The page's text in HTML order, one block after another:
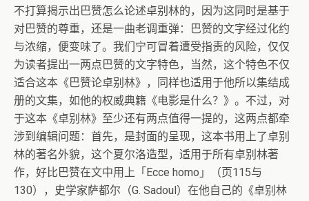
不打算揭示出巴赞怎么论述卓别林的，因为这同时是基于
对巴赞的尊重，还是一曲老调重弹：巴赞的文字经过化约
与浓缩，便变味了。我们宁可冒着遭受指责的风险，仅仅
为读者提出一两点巴赞的文字特色，当然，这个特色不仅
适合这本《巴赞论卓别林》，同样也适用于他所以集结成
册的文集，如他的权威典籍《电影是什么？》。不过，对
于这本《卓别林》至少还有两点值得一提的，这两点都牵
涉到编辑问题：首先，是封面的呈现，这本书用上了卓别
林的著名外貌，这个夏尔洛造型，适用于所有卓别林著
作，好比巴赞在文中用上「Ecce homo」（页115与
130），史学家萨都尔（G. Sadoul）在他自己的《卓别林